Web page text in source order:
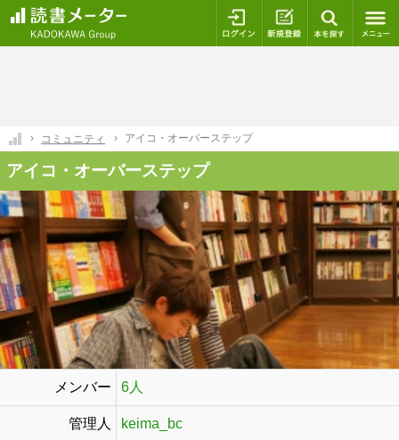
ログイン 新規登録
コミュニティ アイコ・オーバーステップ
アイコ・オーバーステップ
メンバー 6人
管理人 keima_bc